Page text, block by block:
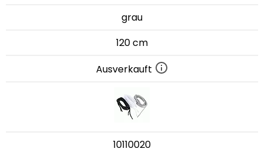
grau
120 cm
Ausverkauft
10110020